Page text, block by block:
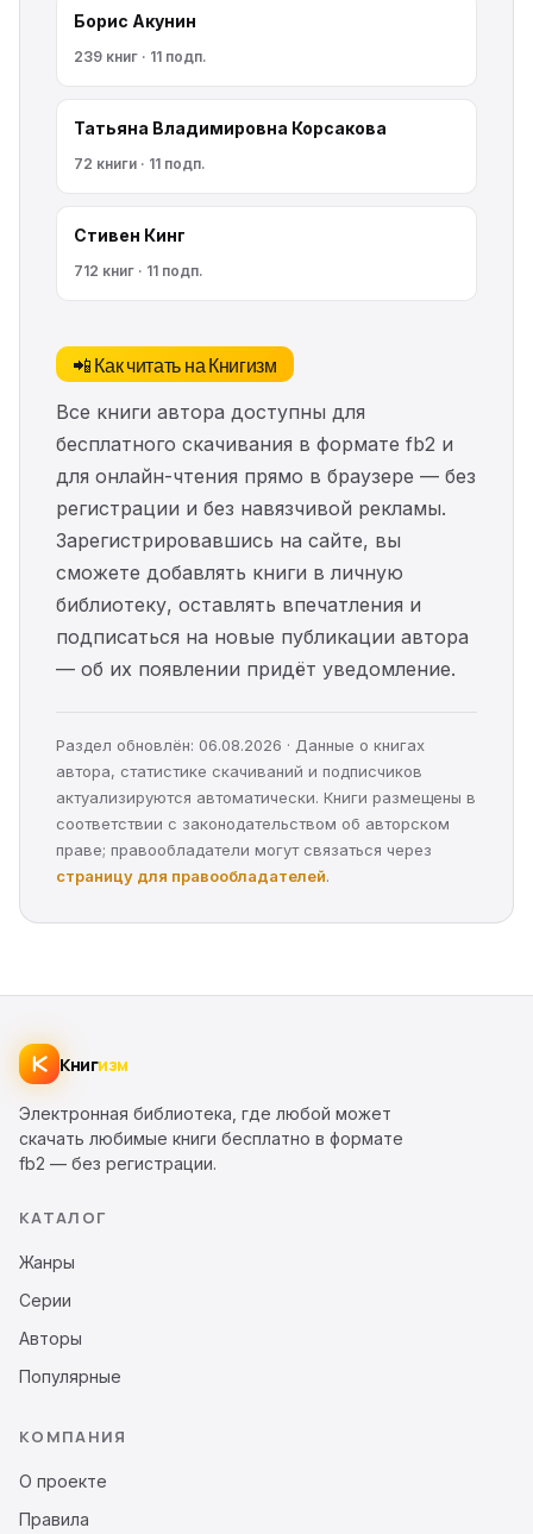
Борис Акунин
239 книг · 11 подп.
Татьяна Владимировна Корсакова
72 книги · 11 подп.
Стивен Кинг
712 книг · 11 подп.
📲 Как читать на Книгизм
Все книги автора доступны для
бесплатного скачивания в формате fb2 и
для онлайн-чтения прямо в браузере — без
регистрации и без навязчивой рекламы.
Зарегистрировавшись на сайте, вы
сможете добавлять книги в личную
библиотеку, оставлять впечатления и
подписаться на новые публикации автора
— об их появлении придёт уведомление.
Раздел обновлён: 06.08.2026 · Данные о книгах
автора, статистике скачиваний и подписчиков
актуализируются автоматически. Книги размещены в
соответствии с законодательством об авторском
праве; правообладатели могут связаться через
страницу для правообладателей.
Книгизм
Электронная библиотека, где любой может
скачать любимые книги бесплатно в формате
fb2 — без регистрации.
КАТАЛОГ
Жанры
Серии
Авторы
Популярные
КОМПАНИЯ
О проекте
Правила